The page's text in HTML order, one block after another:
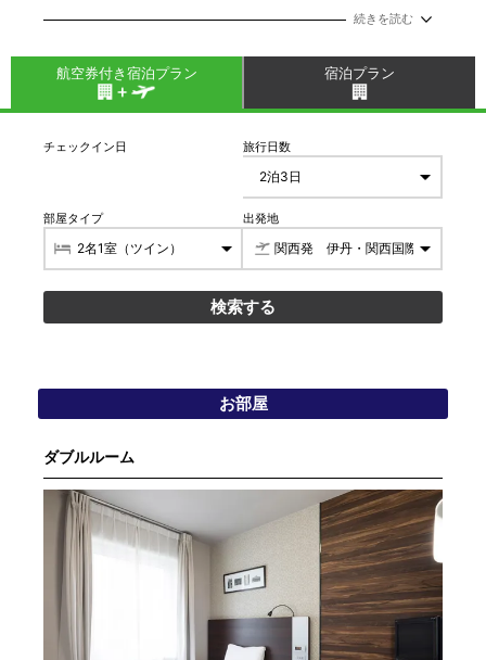
利用いただける機能的なホテル。全室禁煙、Wi-Fi接続無料、ウェル
どアメリカ発世界最大級のホテルチェーンの信頼。
続きを読む
航空券付き宿泊プラン 宿泊プラン
チェックイン日 旅行日数
部屋タイプ 出発地
お部屋
ダブルルーム